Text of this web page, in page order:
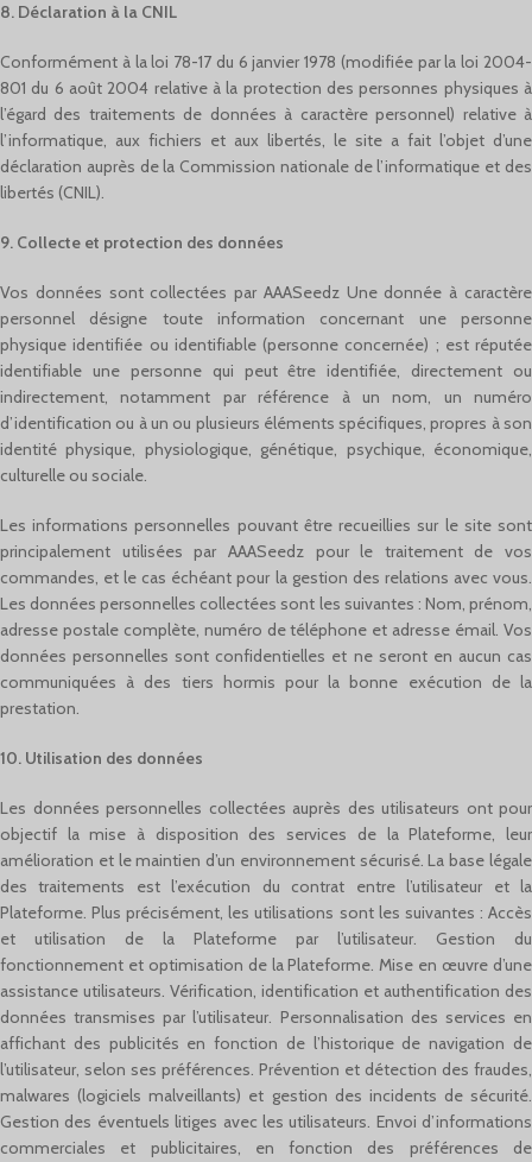
8. Déclaration à la CNIL
Conformément à la loi 78-17 du 6 janvier 1978 (modifiée par la loi 2004-
801 du 6 août 2004 relative à la protection des personnes physiques à
l’égard des traitements de données à caractère personnel) relative à
l’informatique, aux fichiers et aux libertés, le site a fait l’objet d’une
déclaration auprès de la Commission nationale de l’informatique et des
libertés (CNIL).
9. Collecte et protection des données
Vos données sont collectées par AAASeedz Une donnée à caractère
personnel désigne toute information concernant une personne
physique identifiée ou identifiable (personne concernée) ; est réputée
identifiable une personne qui peut être identifiée, directement ou
indirectement, notamment par référence à un nom, un numéro
d’identification ou à un ou plusieurs éléments spécifiques, propres à son
identité physique, physiologique, génétique, psychique, économique,
culturelle ou sociale.
Les informations personnelles pouvant être recueillies sur le site sont
principalement utilisées par AAASeedz pour le traitement de vos
commandes, et le cas échéant pour la gestion des relations avec vous.
Les données personnelles collectées sont les suivantes : Nom, prénom,
adresse postale complète, numéro de téléphone et adresse émail. Vos
données personnelles sont confidentielles et ne seront en aucun cas
communiquées à des tiers hormis pour la bonne exécution de la
prestation.
10. Utilisation des données
Les données personnelles collectées auprès des utilisateurs ont pour
objectif la mise à disposition des services de la Plateforme, leur
amélioration et le maintien d’un environnement sécurisé. La base légale
des traitements est l’exécution du contrat entre l’utilisateur et la
Plateforme. Plus précisément, les utilisations sont les suivantes : Accès
et utilisation de la Plateforme par l’utilisateur. Gestion du
fonctionnement et optimisation de la Plateforme. Mise en œuvre d’une
assistance utilisateurs. Vérification, identification et authentification des
données transmises par l’utilisateur. Personnalisation des services en
affichant des publicités en fonction de l’historique de navigation de
l’utilisateur, selon ses préférences. Prévention et détection des fraudes,
malwares (logiciels malveillants) et gestion des incidents de sécurité.
Gestion des éventuels litiges avec les utilisateurs. Envoi d’informations
commerciales et publicitaires, en fonction des préférences de